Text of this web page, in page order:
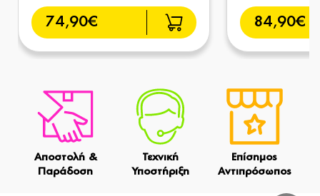
74,90€ 84,90€
Αποστολή &
Παράδοση
Τεχνική
Υποστήριξη
Επίσημος
Αντιπρόσωπος